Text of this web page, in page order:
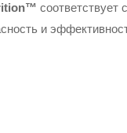
соответствует
и